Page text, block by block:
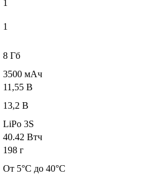
1
1
8 Гб
3500 мАч
11,55 В
13,2 В
LiPo 3S
40.42 Втч
198 г
От 5°C до 40°C